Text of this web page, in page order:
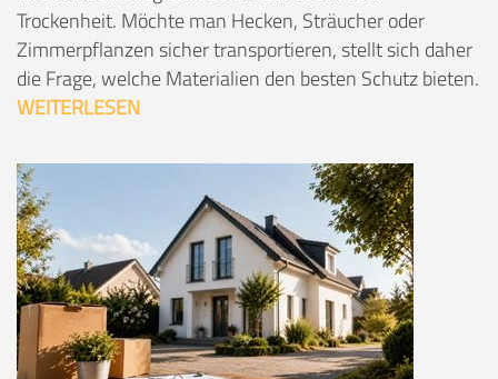
Trockenheit. Möchte man Hecken, Sträucher oder
Zimmerpflanzen sicher transportieren, stellt sich daher
die Frage, welche Materialien den besten Schutz bieten.
WEITERLESEN